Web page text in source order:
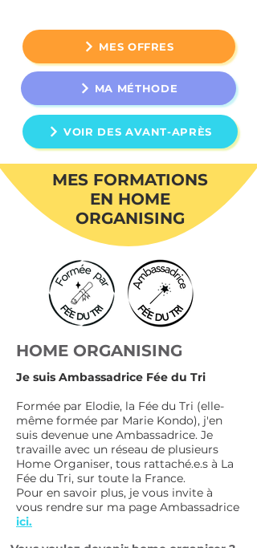
MES OFFRES
MA MÉTHODE
VOIR DES AVANT-APRÈS
MES FORMATIONS
EN HOME
ORGANISING
HOME ORGANISING
Je suis Ambassadrice Fée du Tri
Formée par Elodie, la Fée du Tri (elle-
même formée par Marie Kondo), j'en
suis devenue une Ambassadrice. Je
travaille avec un réseau de plusieurs
Home Organiser, tous rattaché.e.s à La
Fée du Tri, sur toute la France.
Pour en savoir plus, je vous invite à
vous rendre sur ma page Ambassadrice
ici.